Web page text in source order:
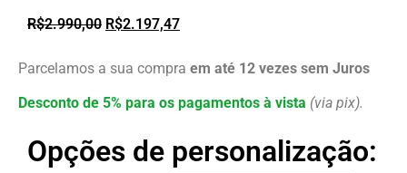
R$2.990,00 R$2.197,47
Parcelamos a sua compra em até 12 vezes sem Juros
Desconto de 5% para os pagamentos à vista (via pix).
Opções de personalização: